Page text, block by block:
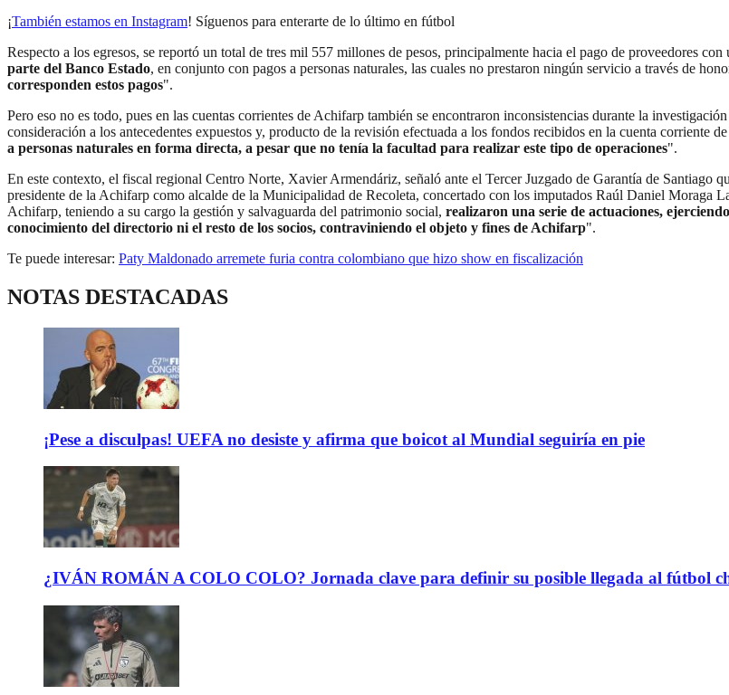
¡También estamos en Instagram! Síguenos para enterarte de lo último en fútbol
Respecto a los egresos, se reportó un total de tres mil 557 millones de pesos, principalmente hacia el pago de proveedores
parte del Banco Estado, en conjunto con pagos a personas naturales, las cuales no prestaron ningún servicio a través de
corresponden estos pagos".
Pero eso no es todo, pues en las cuentas corrientes de Achifarp también se encontraron inconsistencias durante la
consideración a los antecedentes expuestos y, producto de la revisión efectuada a los fondos recibidos en la cuenta corriente
a personas naturales en forma directa, a pesar que no tenía la facultad para realizar este tipo de operaciones".
En este contexto, el fiscal regional Centro Norte, Xavier Armendáriz, señaló ante el Tercer Juzgado de Garantía de Santiago
presidente de la Achifarp como alcalde de la Municipalidad de Recoleta, concertado con los imputados Raúl Daniel Moraga
Achifarp, teniendo a su cargo la gestión y salvaguarda del patrimonio social, realizaron una serie de actuaciones,
conocimiento del directorio ni el resto de los socios, contraviniendo el objeto y fines de Achifarp".
Te puede interesar: Paty Maldonado arremete furia contra colombiano que hizo show en fiscalización
NOTAS DESTACADAS
¡Pese a disculpas! UEFA no desiste y afirma que boicot al Mundial seguiría en pie
¿IVÁN ROMÁN A COLO COLO? Jornada clave para definir su posible llegada al fútbol